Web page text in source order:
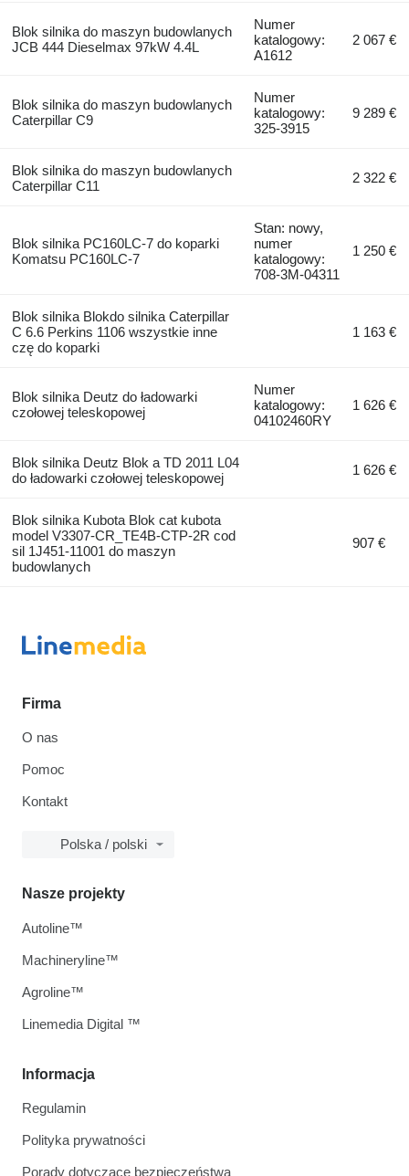
Blok silnika do maszyn budowlanych
JCB 444 Dieselmax 97kW 4.4L
Numer
katalogowy:
A1612
2 067 €
Blok silnika do maszyn budowlanych
Caterpillar C9
Numer
katalogowy:
325-3915
9 289 €
Blok silnika do maszyn budowlanych
Caterpillar C11
2 322 €
Blok silnika PC160LC-7 do koparki
Komatsu PC160LC-7
Stan: nowy,
numer
katalogowy:
708-3M-04311
1 250 €
Blok silnika Blokdo silnika Caterpillar
C 6.6 Perkins 1106 wszystkie inne
czę do koparki
1 163 €
Blok silnika Deutz do ładowarki
czołowej teleskopowej
Numer
katalogowy:
04102460RY
1 626 €
Blok silnika Deutz Blok a TD 2011 L04
do ładowarki czołowej teleskopowej
1 626 €
Blok silnika Kubota Blok cat kubota
model V3307-CR_TE4B-CTP-2R cod
sil 1J451-11001 do maszyn
budowlanych
907 €
Firma
O nas
Pomoc
Kontakt
Polska / polski
Informacja
Regulamin
Polityka prywatności
Porady dotyczące bezpieczeństwa
Nasze projekty
Autoline™
Machineryline™
Agroline™
Linemedia Digital ™